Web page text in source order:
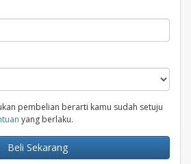
pembelian berarti kamu sudah setuju
yang berlaku.
Beli Sekarang